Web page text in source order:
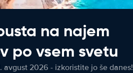
na najem
po vsem svetu
avgust 2026 - izkoristite jo še danes!